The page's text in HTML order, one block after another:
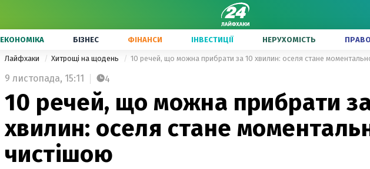
ЕКОНОМІКА БІЗНЕС ФІНАНСИ ІНВЕСТИЦІЇ НЕРУХОМІСТЬ ПРАВО
Лайфхаки Хитрощі на щодень 10 речей, що можна прибрати за 10 хвилин: оселя стане
9 листопада, 15:11 4
10 речей, що можна прибрати
хвилин: оселя стане
чистішою